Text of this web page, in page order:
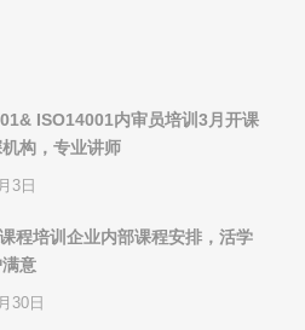
ISO14001内审员培训3月开课
构，专业讲师
3日
程培训企业内部课程安排，活学
意
30日